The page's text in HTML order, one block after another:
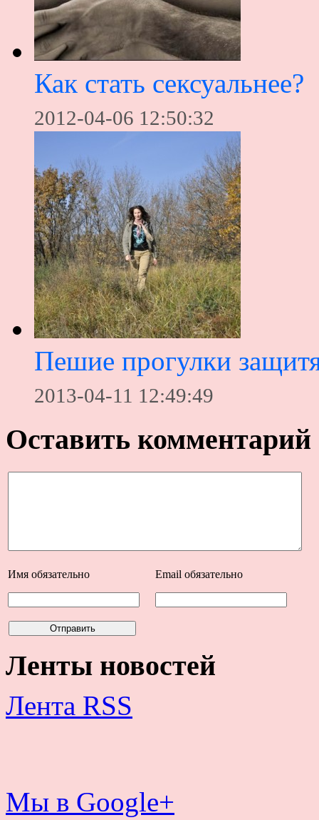
Как стать сексуальнее?
2012-04-06 12:50:32
Пешие прогулки
2013-04-11 12:49:49
Оставить комментарий
Имя обязательно Email обязательно
Ленты новостей
Лента RSS
Мы в Google+